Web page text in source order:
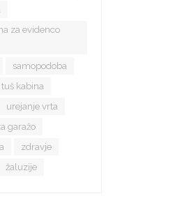
za evidenco
samopodoba
tuš kabina
urejanje vrta
garažo
zdravje
žaluzije